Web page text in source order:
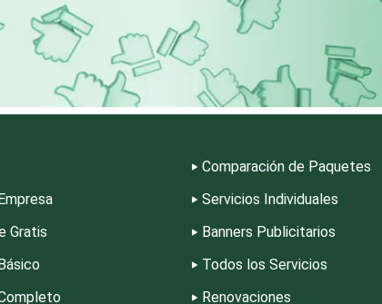
Depósitos Dentales
de Software Desperdicios
Editores
Electrónica
y Embalajes Empresas de
Gratis
Comparación de Paquetes
Servicios Individuales
Banners Publicitarios
Todos los Servicios
Renovaciones